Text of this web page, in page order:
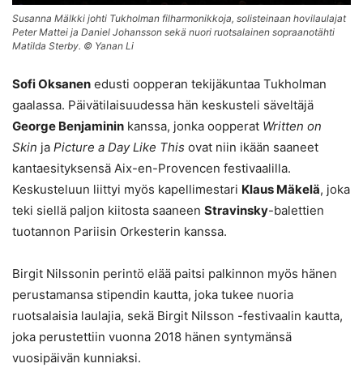
Susanna Mälkki johti Tukholman filharmonikkoja, solisteinaan hovilaulajat
Peter Mattei ja Daniel Johansson sekä nuori ruotsalainen sopraanotähti
Matilda Sterby. © Yanan Li
Sofi Oksanen edusti oopperan tekijäkuntaa Tukholman
gaalassa. Päivätilaisuudessa hän keskusteli säveltäjä
George Benjaminin kanssa, jonka oopperat Written on
Skin ja Picture a Day Like This ovat niin ikään saaneet
kantaesityksensä Aix-en-Provencen festivaalilla.
Keskusteluun liittyi myös kapellimestari Klaus Mäkelä, joka
teki siellä paljon kiitosta saaneen Stravinsky-balettien
tuotannon Pariisin Orkesterin kanssa.
Birgit Nilssonin perintö elää paitsi palkinnon myös hänen
perustamansa stipendin kautta, joka tukee nuoria
ruotsalaisia laulajia, sekä Birgit Nilsson -festivaalin kautta,
joka perustettiin vuonna 2018 hänen syntymänsä
vuosipäivän kunniaksi.